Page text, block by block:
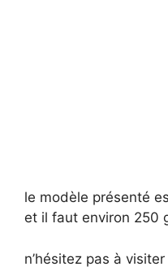
le modèle présenté
et il faut environ 250
n’hésitez pas à